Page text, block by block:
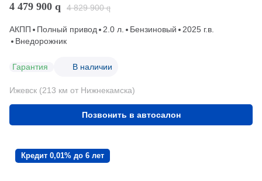
4 479 900 q 4 829 900 q
АКПП Полный привод 2.0 л. Бензиновый
2025 г.в.
Внедорожник
Гарантия В наличии
Ижевск (213 км от Нижнекамска)
Позвонить в автосалон
Кредит 0,01% до 6 лет